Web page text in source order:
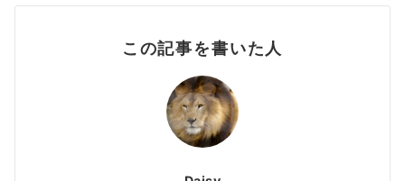
この記事を書いた人